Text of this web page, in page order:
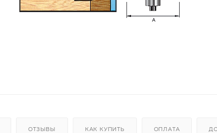
ОТЗЫВЫ КАК КУПИТЬ ОПЛАТА